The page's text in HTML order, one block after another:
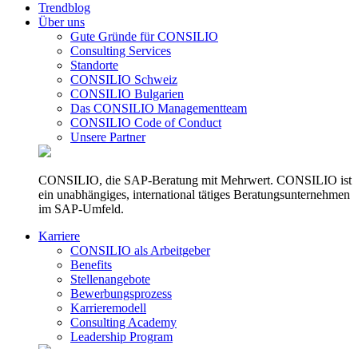
Trendblog
Über uns
Gute Gründe für CONSILIO
Consulting Services
Standorte
CONSILIO Schweiz
CONSILIO Bulgarien
Das CONSILIO Managementteam
CONSILIO Code of Conduct
Unsere Partner
CONSILIO, die SAP-Beratung mit Mehrwert. CONSILIO ist
ein unabhängiges, international tätiges Beratungsunternehmen
im SAP-Umfeld.
Karriere
CONSILIO als Arbeitgeber
Benefits
Stellenangebote
Bewerbungsprozess
Karrieremodell
Consulting Academy
Leadership Program